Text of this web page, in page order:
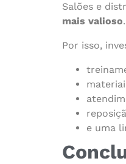
Salões e
mais valioso.
Por isso,
e uma